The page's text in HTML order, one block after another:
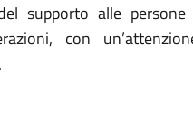
supporto alle
con